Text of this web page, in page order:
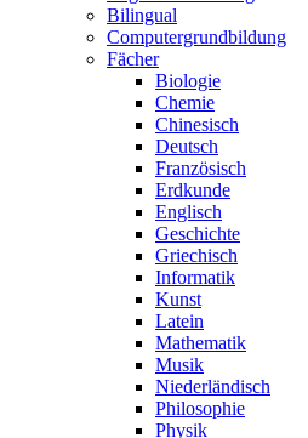
Bilingual
Computergrundbildung
Fächer
Biologie
Chemie
Chinesisch
Deutsch
Französisch
Erdkunde
Englisch
Geschichte
Griechisch
Informatik
Kunst
Latein
Mathematik
Musik
Niederländisch
Philosophie
Physik